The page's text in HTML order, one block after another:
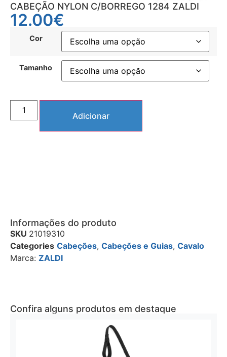
CABEÇÃO NYLON C/BORREGO 1284 ZALDI
12.00€
Cor
Tamanho
Adicionar
Informações do produto
SKU 21019310
Categories Cabeções, Cabeções e Guias, Cavalo
Marca: ZALDI
Confira alguns produtos em destaque